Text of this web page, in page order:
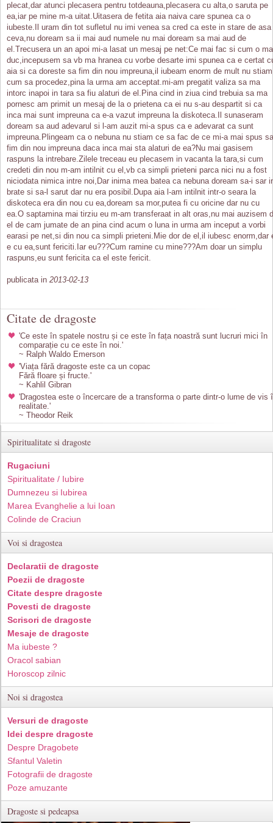
plecat,dar atunci plecasera pentru totdeauna,plecasera cu alta,o saruta pe
ea,iar pe mine m-a uitat.Uitasera de fetita aia naiva care spunea ca o
iubeste.Il uram din tot sufletul nu imi venea sa cred ca este in stare de asa
ceva,nu doream sa ii mai aud numele nu mai doream sa mai aud de
el.Trecusera un an apoi mi-a lasat un mesaj pe net:Ce mai fac si cum o
duc,incepusem sa vb ma hranea cu vorbe desarte imi spunea ca e certat
aia si ca doreste sa fim din nou impreuna,il iubeam enorm de mult nu stiam
cum sa procedez,pina la urma am acceptat.mi-am pregatit valiza sa ma
intorc inapoi in tara sa fiu alaturi de el.Pina cind in ziua cind trebuia sa ma
pornesc am primit un mesaj de la o prietena ca ei nu s-au despartit si ca
inca mai sunt impreuna ca e-a vazut impreuna la diskoteca.Il sunaseram
doream sa aud adevarul si l-am auzit mi-a spus ca e adevarat ca sunt
impreuna.Plingeam ca o nebuna nu stiam ce sa fac de ce mi-a mai spus sa
fim din nou impreuna daca inca mai sta alaturi de ea?Nu mai gasisem
raspuns la intrebare.Zilele treceau eu plecasem in vacanta la tara,si cum
credeti din nou m-am intilnit cu el,vb ca simpli prieteni parca nici nu a fost
niciodata nimica intre noi,Dar inima mea batea ca nebuna doream sa-i sar
brate si sa-l sarut dar nu era posibil.Dupa aia l-am intilnit intr-o seara la
diskoteca era din nou cu ea,doream sa mor,putea fi cu oricine dar nu cu
ea.O saptamina mai tirziu eu m-am transferaat in alt oras,nu mai auzisem
el de cam jumate de an pina cind acum o luna in urma am inceput a vorbi
earasi pe net,si din nou ca simpli prieteni.Mie dor de el,il iubesc enorm,dar
e cu ea,sunt fericiti.Iar eu???Cum ramine cu mine???Am doar un simplu
raspuns,eu sunt fericita ca el este fericit.
publicata in 2013-02-13
Citate de dragoste
'Ce este în spatele nostru și ce este în fața noastră sunt lucruri mici în
comparație cu ce este în noi.'
~ Ralph Waldo Emerson
'Viața fără dragoste este ca un copac
Fără floare și fructe.'
~ Kahlil Gibran
'Dragostea este o încercare de a transforma o parte dintr-o lume de vis
realitate.'
~ Theodor Reik
Spiritualitate si dragoste
Rugaciuni
Spiritualitate / Iubire
Dumnezeu si Iubirea
Marea Evanghelie a lui Ioan
Colinde de Craciun
Voi si dragostea
Declaratii de dragoste
Poezii de dragoste
Citate despre dragoste
Povesti de dragoste
Scrisori de dragoste
Mesaje de dragoste
Ma iubeste ?
Oracol sabian
Horoscop zilnic
Noi si dragostea
Versuri de dragoste
Idei despre dragoste
Despre Dragobete
Sfantul Valetin
Fotografii de dragoste
Poze amuzante
Dragoste si pedeapsa